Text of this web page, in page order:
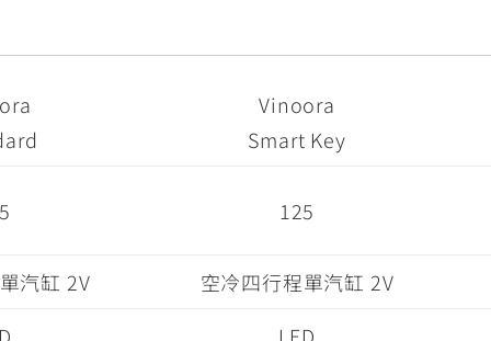
Vinoora
Smart Key
125
汽缸 2V
空冷四行程單汽缸 2V